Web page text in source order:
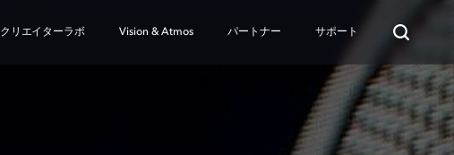
クリエイターラボ Vision & Atmos パートナー サポート